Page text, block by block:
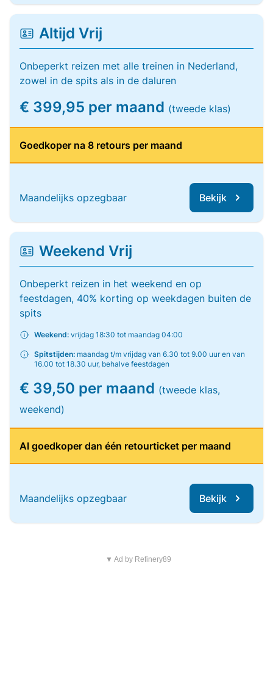
Altijd Vrij
Onbeperkt reizen met alle treinen in Nederland,
zowel in de spits als in de daluren
€ 399,95 per maand (tweede klas)
Goedkoper na 8 retours per maand
Maandelijks opzegbaar Bekijk
Weekend Vrij
Onbeperkt reizen in het weekend en op
feestdagen, 40% korting op weekdagen buiten de
spits
Weekend: vrijdag 18:30 tot maandag 04:00
Spitstijden: maandag t/m vrijdag van 6.30 tot 9.00 uur en van
16.00 tot 18.30 uur, behalve feestdagen
€ 39,50 per maand (tweede klas,
weekend)
Al goedkoper dan één retourticket per maand
Maandelijks opzegbaar Bekijk
▼ Ad by Refinery89